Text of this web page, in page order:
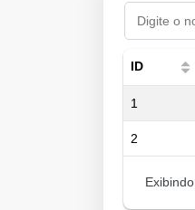
ID
1
2
Exibindo